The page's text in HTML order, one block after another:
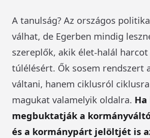
A tanulság? Az országos
válhat, de Egerben mindig
szereplők, akik élet-halál harcot
túlélésért. Ők sosem rendszert
váltani, hanem ciklusról
magukat valamelyik oldalra.
megbuktatják a
és a kormánypárt jelöltjét is